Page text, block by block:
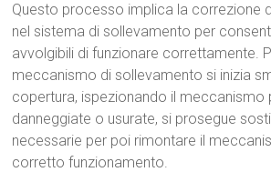
Questo processo implica la correzione
nel sistema di sollevamento per
avvolgibili di funzionare correttamente.
meccanismo di sollevamento si inizia
copertura, ispezionando il meccanismo
danneggiate o usurate, si prosegue
necessarie per poi rimontare il
corretto funzionamento.